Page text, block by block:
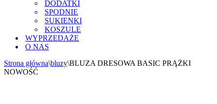
DODATKI
SPODNIE
SUKIENKI
KOSZULE
WYPRZEDAŻE
O NAS
Strona główna\bluzy\BLUZA DRESOWA BASIC PRĄŻKI
NOWOŚĆ